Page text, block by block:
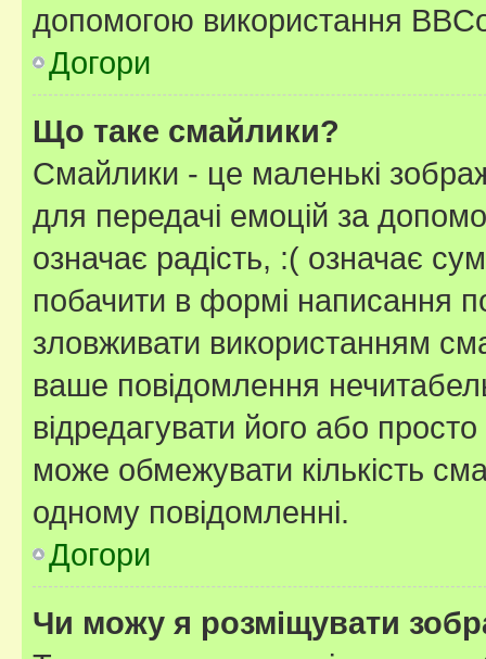
допомогою використання
Догори
Що таке смайлики?
Смайлики - це маленькі
для передачі емоцій за
означає радість, :( означає
побачити в формі написання
зловживати використанням
ваше повідомлення
відредагувати його або
може обмежувати кількість
одному повідомленні.
Догори
Чи можу я розміщувати